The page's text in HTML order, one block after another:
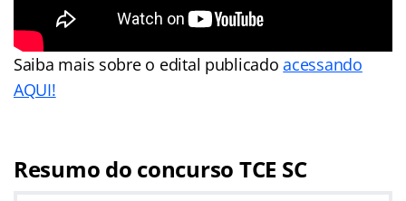
Saiba mais sobre o edital publicadoacessando
AQUI!
Resumo do concurso TCE SC